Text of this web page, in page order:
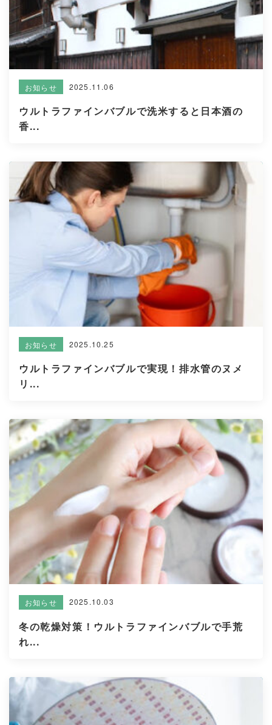
お知らせ 2025.11.06
ウルトラファインバブルで洗米すると日本酒の
香...
お知らせ 2025.10.25
ウルトラファインバブルで実現！排水管のヌメ
リ...
お知らせ 2025.10.03
冬の乾燥対策！ウルトラファインバブルで手荒
れ...